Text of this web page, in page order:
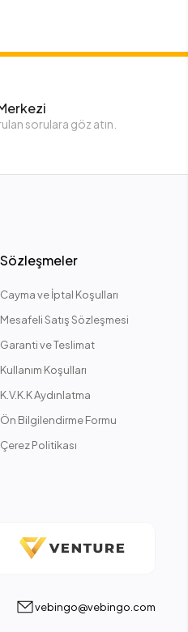
sorulara göz atın.
Sözleşmeler
Cayma ve İptal Koşulları
Mesafeli Satış Sözleşmesi
Garanti ve Teslimat
Kullanım Koşulları
K.V.K.K Aydınlatma
Ön Bilgilendirme Formu
Çerez Politikası
vebingo@vebingo.com